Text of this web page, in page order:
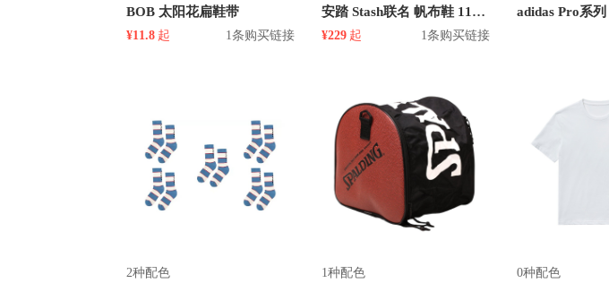
BOB 太阳花扁鞋带
¥11.8 起 1条购买链接
安踏 Stash联名 帆布鞋 11948681
¥229 起 1条购买链接
2种配色 1种配色 0种配色